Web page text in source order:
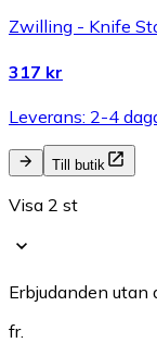
Zwilling - Knife
317 kr
Leverans: 2-4
Till butik
Visa 2 st
Erbjudanden utan
fr.